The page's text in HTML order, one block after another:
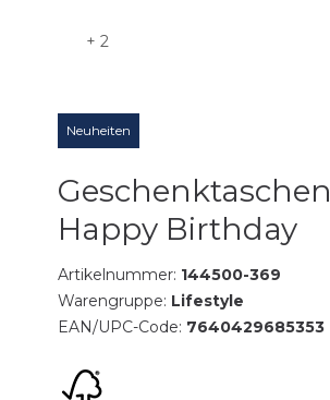
+ 2
Neuheiten
Geschenktaschen
Happy Birthday
Artikelnummer: 144500-369
Warengruppe: Lifestyle
EAN/UPC-Code: 7640429685353